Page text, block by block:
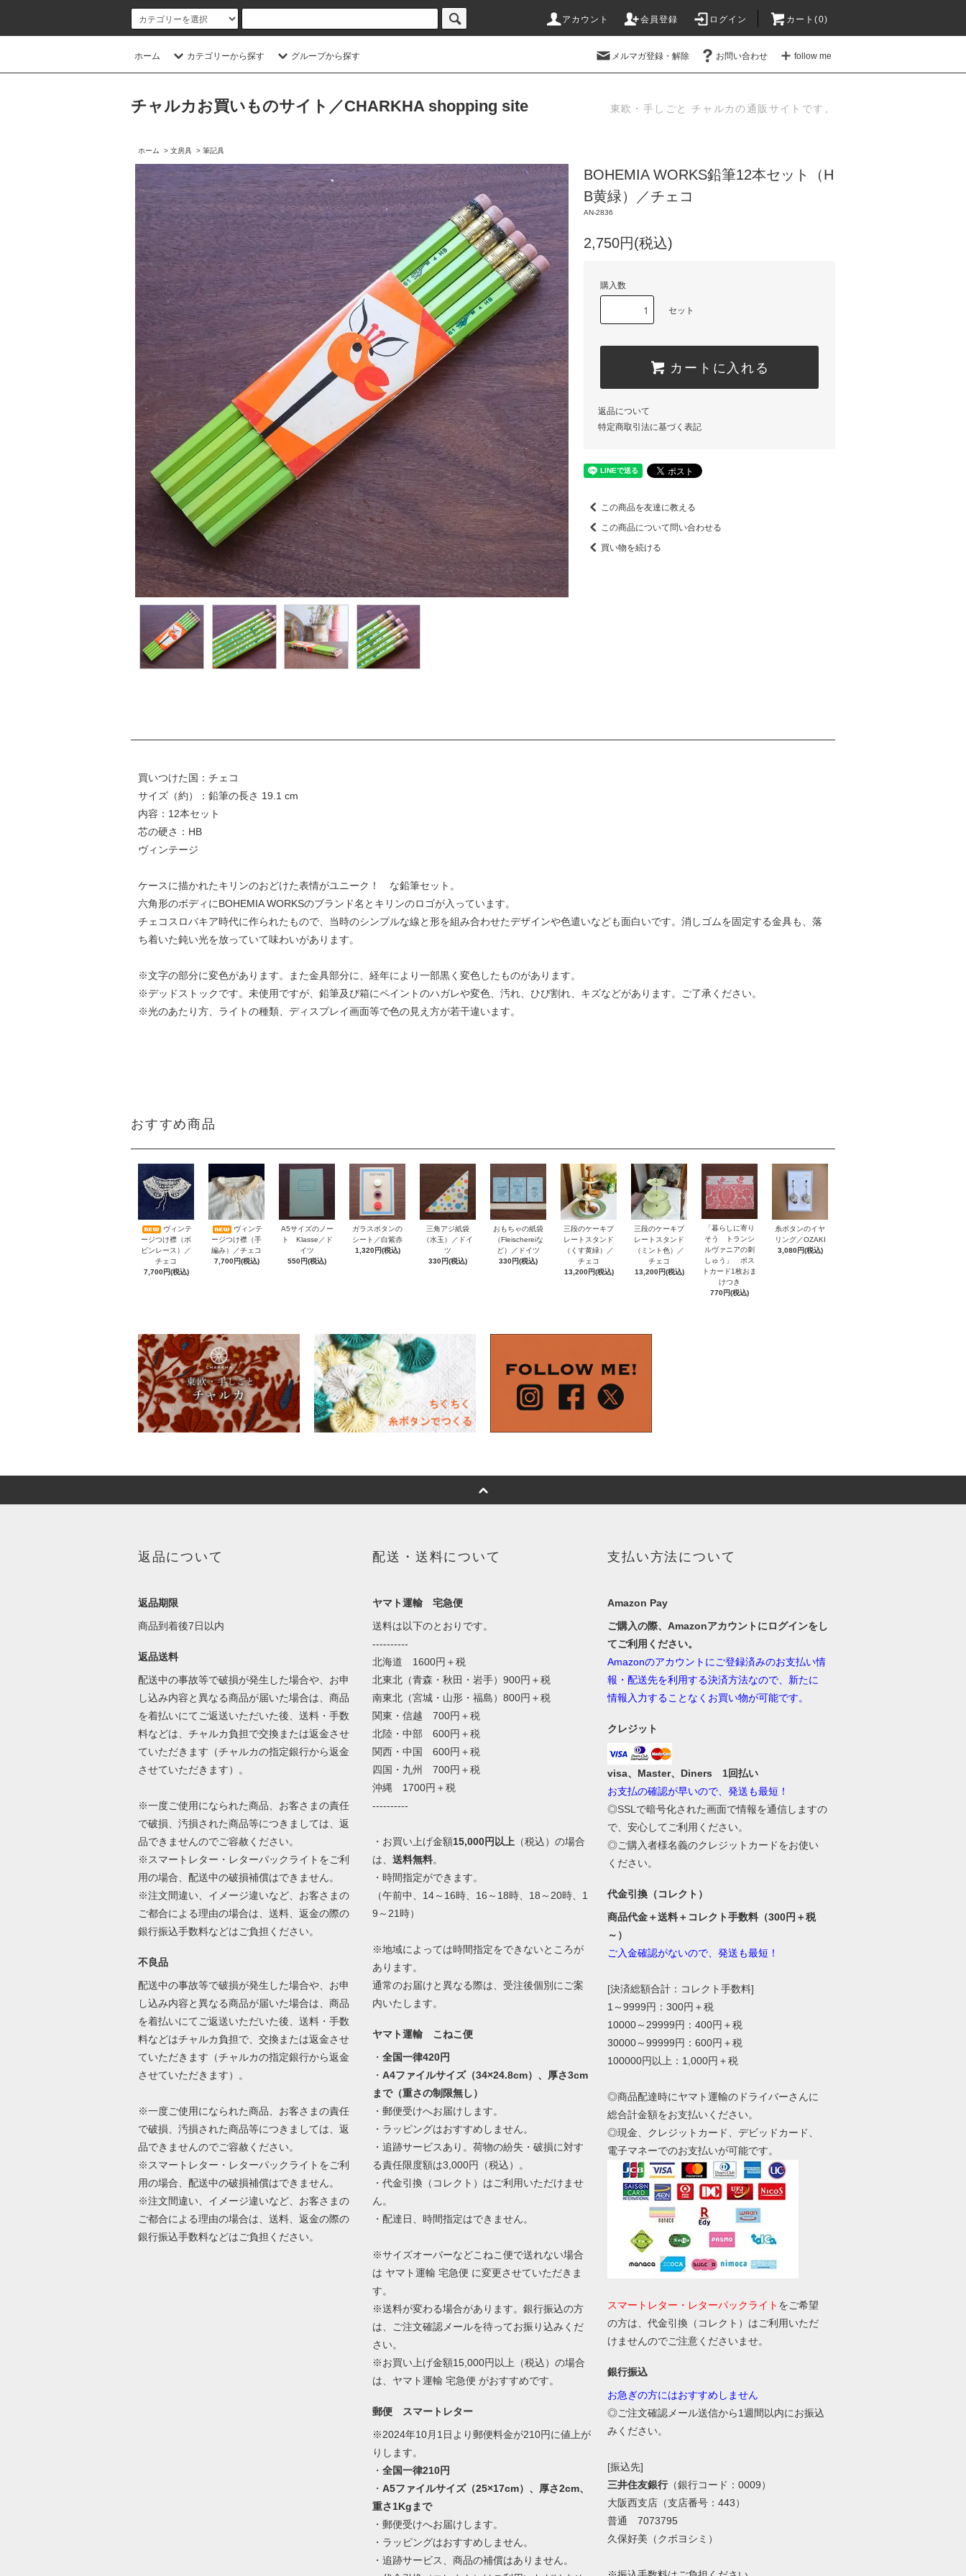
アカウント 会員登録 ログイン カート(0)
ホーム カテゴリーから探す グループから探す メルマガ登録・解除 お問い合わせ follow me
チャルカお買いものサイト／CHARKHA shopping site 東欧・手しごと チャルカの通販サイトです。
ホーム > 文房具 > 筆記具
BOHEMIA WORKS鉛筆12本セット（H
B黄緑）／チェコ
AN-2836
2,750円(税込)
購入数
セット
カートに入れる
返品について
特定商取引法に基づく表記
この商品を友達に教える
この商品について問い合わせる
買い物を続ける
買いつけた国：チェコ
サイズ（約）：鉛筆の長さ 19.1 cm
内容：12本セット
芯の硬さ：HB
ヴィンテージ
ケースに描かれたキリンのおどけた表情がユニーク！ な鉛筆セット。
六角形のボディにBOHEMIA WORKSのブランド名とキリンのロゴが入っています。
チェコスロバキア時代に作られたもので、当時のシンプルな線と形を組み合わせたデザインや色遣いなども面白いです。消しゴムを固定する金具も、落
ち着いた鈍い光を放っていて味わいがあります。
※文字の部分に変色があります。また金具部分に、経年により一部黒く変色したものがあります。
※デッドストックです。未使用ですが、鉛筆及び箱にペイントのハガレや変色、汚れ、ひび割れ、キズなどがあります。ご了承ください。
※光のあたり方、ライトの種類、ディスプレイ画面等で色の見え方が若干違います。
おすすめ商品
ヴィンテ
ージつけ襟（ボ
ビンレース）／
チェコ
7,700円(税込)
ヴィンテ
ージつけ襟（手
編み）／チェコ
7,700円(税込)
A5サイズのノー
ト Klasse／ド
イツ
550円(税込)
ガラスボタンの
シート／白紫赤
1,320円(税込)
三角アジ紙袋
（水玉）／ドイ
ツ
330円(税込)
おもちゃの紙袋
（Fleischereiな
ど）／ドイツ
330円(税込)
三段のケーキプ
レートスタンド
（くす黄緑）／
チェコ
13,200円(税込)
三段のケーキプ
レートスタンド
（ミント色）／
チェコ
13,200円(税込)
「暮らしに寄り
そう トランシ
ルヴァニアの刺
しゅう」 ポス
トカード1枚おま
けつき
770円(税込)
糸ボタンのイヤ
リング／OZAKI
3,080円(税込)
返品について
返品期限
商品到着後7日以内
返品送料
配送中の事故等で破損が発生した場合や、お申
し込み内容と異なる商品が届いた場合は、商品
を着払いにてご返送いただいた後、送料・手数
料などは、チャルカ負担で交換または返金させ
ていただきます（チャルカの指定銀行から返金
させていただきます）。
※一度ご使用になられた商品、お客さまの責任
で破損、汚損された商品等につきましては、返
品できませんのでご容赦ください。
※スマートレター・レターパックライトをご利
用の場合、配送中の破損補償はできません。
※注文間違い、イメージ違いなど、お客さまの
ご都合による理由の場合は、送料、返金の際の
銀行振込手数料などはご負担ください。
不良品
配送中の事故等で破損が発生した場合や、お申
し込み内容と異なる商品が届いた場合は、商品
を着払いにてご返送いただいた後、送料・手数
料などはチャルカ負担で、交換または返金させ
ていただきます（チャルカの指定銀行から返金
させていただきます）。
※一度ご使用になられた商品、お客さまの責任
で破損、汚損された商品等につきましては、返
品できませんのでご容赦ください。
※スマートレター・レターパックライトをご利
用の場合、配送中の破損補償はできません。
※注文間違い、イメージ違いなど、お客さまの
ご都合による理由の場合は、送料、返金の際の
銀行振込手数料などはご負担ください。
配送・送料について
ヤマト運輸 宅急便
送料は以下のとおりです。
----------
北海道 1600円＋税
北東北（青森・秋田・岩手）900円＋税
南東北（宮城・山形・福島）800円＋税
関東・信越 700円＋税
北陸・中部 600円＋税
関西・中国 600円＋税
四国・九州 700円＋税
沖縄 1700円＋税
----------
・お買い上げ金額15,000円以上 （税込）の場合
は、送料無料。
・時間指定ができます。
（午前中、14～16時、16～18時、18～20時、1
9～21時）
※地域によっては時間指定をできないところが
あります。
通常のお届けと異なる際は、受注後個別にご案
内いたします。
ヤマト運輸 こねこ便
・全国一律420円
・A4ファイルサイズ（34×24.8cm）、厚さ3cm
まで（重さの制限無し）
・郵便受けへお届けします。
・ラッピングはおすすめしません。
・追跡サービスあり。荷物の紛失・破損に対す
る責任限度額は3,000円（税込）。
・代金引換（コレクト）はご利用いただけませ
ん。
・配達日、時間指定はできません。
※サイズオーバーなどこねこ便で送れない場合
は ヤマト運輸 宅急便 に変更させていただきま
す。
※送料が変わる場合があります。銀行振込の方
は、ご注文確認メールを待ってお振り込みくだ
さい。
※お買い上げ金額15,000円以上（税込）の場合
は、ヤマト運輸 宅急便 がおすすめです。
郵便 スマートレター
※2024年10月1日より郵便料金が210円に値上が
りします。
・全国一律210円
・A5ファイルサイズ（25×17cm）、厚さ2cm、
重さ1Kgまで
・郵便受けへお届けします。
・ラッピングはおすすめしません。
・追跡サービス、商品の補償はありません。
支払い方法について
Amazon Pay
ご購入の際、Amazonアカウントにログインをし
てご利用ください。
Amazonのアカウントにご登録済みのお支払い情
報・配送先を利用する決済方法なので、新たに
情報入力することなくお買い物が可能です。
クレジット
visa、Master、Diners 1回払い
お支払の確認が早いので、発送も最短！
◎SSLで暗号化された画面で情報を通信しますの
で、安心してご利用ください。
◎ご購入者様名義のクレジットカードをお使い
ください。
代金引換（コレクト）
商品代金＋送料＋コレクト手数料（300円＋税
～）
ご入金確認がないので、発送も最短！
[決済総額合計：コレクト手数料]
1～9999円：300円＋税
10000～29999円：400円＋税
30000～99999円：600円＋税
100000円以上：1,000円＋税
◎商品配達時にヤマト運輸のドライバーさんに
総合計金額をお支払いください。
◎現金、クレジットカード、デビッドカード、
電子マネーでのお支払いが可能です。
スマートレター・レターパックライト をご希望
の方は、代金引換（コレクト）はご利用いただ
けませんのでご注意くださいませ。
銀行振込
お急ぎの方にはおすすめしません
◎ご注文確認メール送信から1週間以内にお振込
みください。
[振込先]
三井住友銀行（銀行コード：0009）
大阪西支店（支店番号：443）
普通 7073795
久保好美（クボヨシミ）